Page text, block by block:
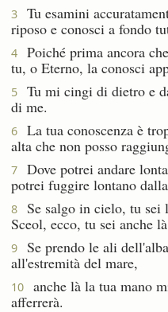
3
Tu esamini
riposo e conosci a fondo
4
Poiché prima ancora
tu, o Eterno, la conosci
5
Tu mi cingi di dietro e
di me.
6
La tua conoscenza è
alta che non posso
7
Dove potrei andare
potrei fuggire lontano
8
Se salgo in cielo, tu
Sceol, ecco, tu sei anche
9
Se prendo le ali
all'estremità del mare,
10
anche là la tua mano
afferrerà.